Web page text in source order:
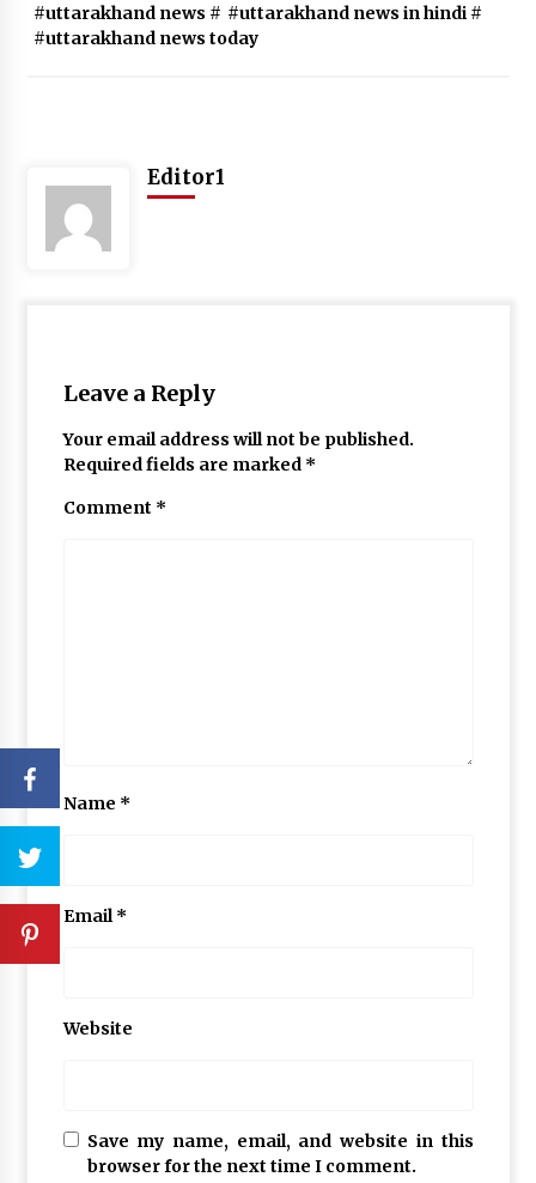
Thought Of The Day 9 May
May 9, 2022
#uttarakhand news # #uttarakhand news in hindi#
#uttarakhand news today
Editor1
Leave a Reply
Your email address will not be published.
Required fields are marked *
Comment *
Name *
Email*
Website
Save my name, email, and website in this
browser for the next time I comment.